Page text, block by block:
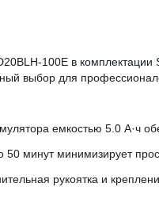
100E в
выбор для
емкостью 5.0 А·ч
50 минут минимизирует
рукоятка и